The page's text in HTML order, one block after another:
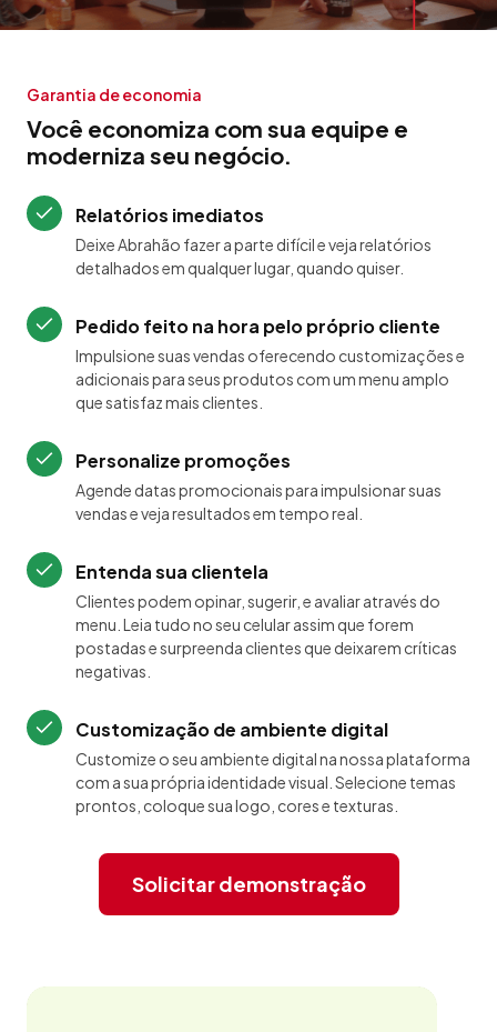
Garantia de economia
Você economiza com sua equipe e
moderniza seu negócio.
Relatórios imediatos
Deixe Abrahão fazer a parte difícil e veja relatórios
detalhados em qualquer lugar, quando quiser.
Pedido feito na hora pelo próprio cliente
Impulsione suas vendas oferecendo customizações e
adicionais para seus produtos com um menu amplo
que satisfaz mais clientes.
Personalize promoções
Agende datas promocionais para impulsionar suas
vendas e veja resultados em tempo real.
Entenda sua clientela
Clientes podem opinar, sugerir, e avaliar através do
menu. Leia tudo no seu celular assim que forem
postadas e surpreenda clientes que deixarem críticas
negativas.
Customização de ambiente digital
Customize o seu ambiente digital na nossa plataforma
com a sua própria identidade visual. Selecione temas
prontos, coloque sua logo, cores e texturas.
Solicitar demonstração